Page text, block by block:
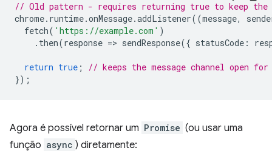
// Old pattern - requires returning true to keep the
chrome. runtime.onMessage.addListener((message,
fetch( 'https://example.com' )
. then(response => sendResponse({ statusCode :
return true ;
// keeps the message channel open for
});
Agora é possível retornar um Promise (ou usar uma
função async ) diretamente: